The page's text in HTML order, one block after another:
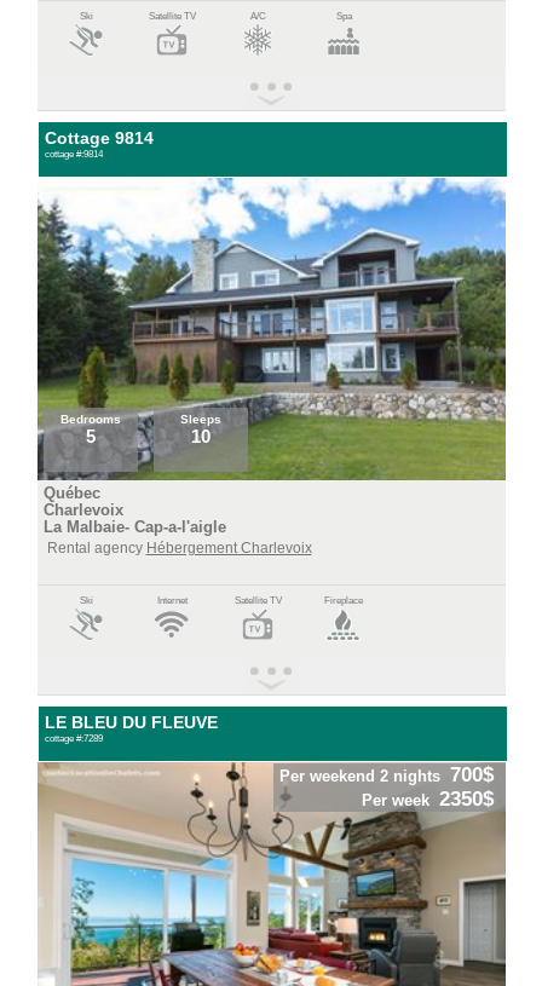
Ski Satellite TV A/C Spa
Cottage 9814
cottage #:9814
Bedrooms
5
Sleeps
10
Québec
Charlevoix
La Malbaie- Cap-a-l'aigle
Rental agency Hébergement Charlevoix
Ski Internet Satellite TV Fireplace
LE BLEU DU FLEUVE
cottage #:7289
Per weekend 2 nights 700$
Per week 2350$